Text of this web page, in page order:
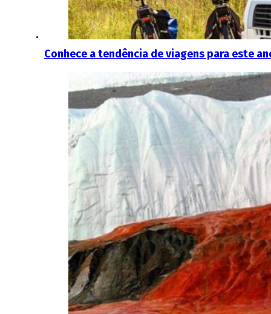
Conhece a tendência de viagens para este